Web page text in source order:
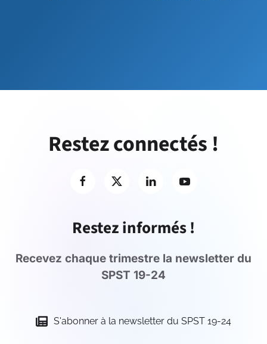
Restez connectés !
Restez informés !
Recevez chaque trimestre la newsletter du
SPST 19-24
S'abonner à la newsletter du SPST 19-24